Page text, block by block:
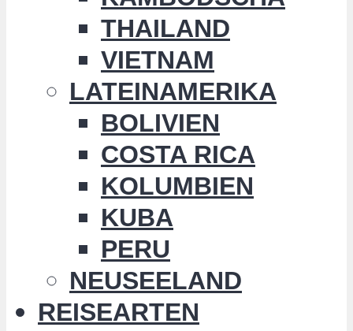
THAILAND
VIETNAM
LATEINAMERIKA
BOLIVIEN
COSTA RICA
KOLUMBIEN
KUBA
PERU
NEUSEELAND
REISEARTEN